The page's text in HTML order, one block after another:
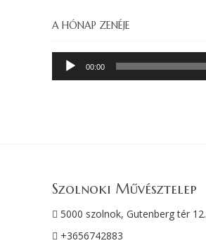
A HÓNAP ZENÉJE
Audió
lejátszó
00:00
Szolnoki Művésztelep
5000 szolnok, Gutenberg tér 12.
+3656742883